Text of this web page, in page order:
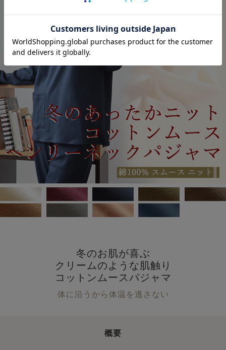
冬のお肌が喜ぶ
クリームのような肌触り
コットンムースパジャマ
体に沿うから体温を逃さない
概要